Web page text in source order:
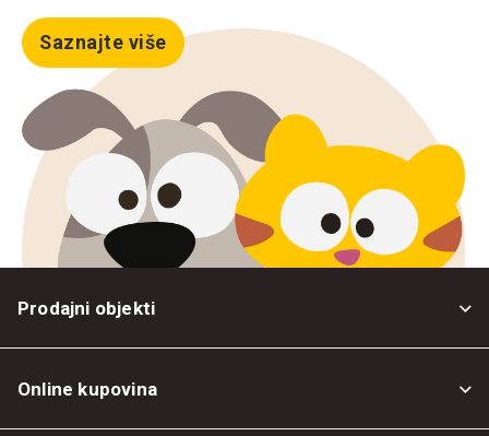
Saznajte više
Prodajni objekti
Online kupovina